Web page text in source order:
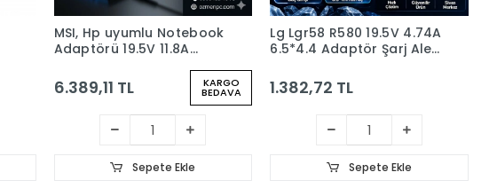
MSI, Hp uyumlu Notebook
Adaptörü 19.5V 11.8A
(Hadron Hd8892) mavi
uç
6.389,11 TL KARGO
BEDAVA
Sepete Ekle
Lg Lgr58 R580 19.5V 4.74A
6.5*4.4 Adaptör Şarj Aleti
1.382,72 TL
Sepete Ekle